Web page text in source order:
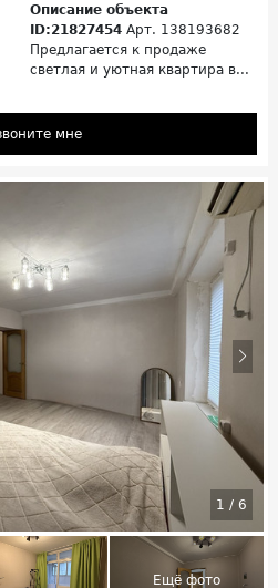
Описание объекта
ID:21827454 Арт. 138193682
Предлагается к продаже
светлая и уютная квартира в...
мне
1 / 6